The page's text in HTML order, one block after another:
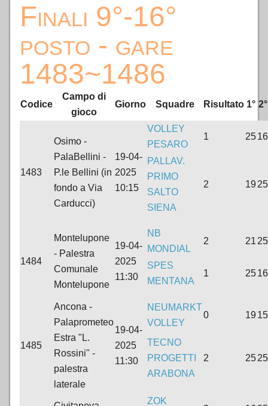
Finali 9°-16°
posto - gare
1483~1486
Codice
Campo di
gioco
Giorno Squadre Risultato 1° 2°
1483
Osimo -
PalaBellini -
P.le Bellini (in
fondo a Via
Carducci)
19-04-
2025
10:15
VOLLEY
PESARO
1 2516
PALLAV.
PRIMO
SALTO
SIENA
2 1925
1484
Montelupone
- Palestra
Comunale
Montelupone
19-04-
2025
11:30
NB
MONDIAL
2 21 25
SPES
MENTANA
1 2516
1485
Ancona -
Palaprometeo
Estra "L.
Rossini" -
palestra
laterale
19-04-
2025
11:30
NEUMARKT
VOLLEY
0 1915
TECNO
PROGETTI
ARABONA
2 2525
ZOK